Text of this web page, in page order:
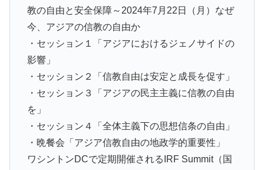
教の自由と安全保障～2024年7月22日（月）なぜ
今、アジアの信教の自由か
・セッション１「アジアにおけるジェノサイドの
影響」
・セッション２「信教自由は安定と成長を促す」
・セッション３「アジアの民主主義に信教の自由
を」
・セッション４「全体主義下の思想信条の自由」
・晩餐会「アジア信教自由の地政学的重要性」
ワシントンDCで定期開催されるIRF Summit（国